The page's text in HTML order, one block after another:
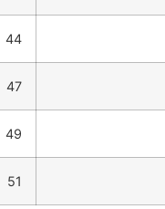
44
47
49
51